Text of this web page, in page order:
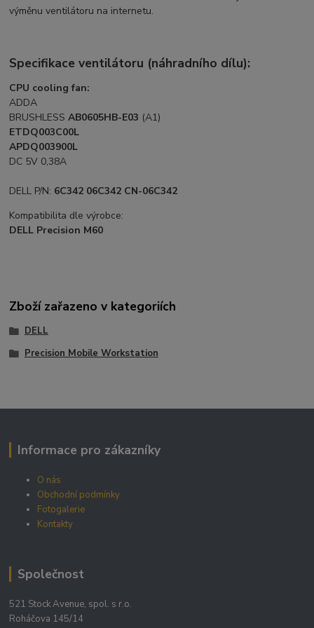
výměnu ventilátoru na internetu.
Specifikace ventilátoru (náhradního dílu):
CPU cooling fan:
ADDA
BRUSHLESSAB0605HB-E03 (A1)
ETDQ003C00L
APDQ003900L
DC 5V 0,38A
DELL P/N: 6C342 06C342 CN-06C342
Kompatibilita dle výrobce:
DELL Precision M60
Zboží zařazeno v kategoriích
DELL
Precision Mobile Workstation
Informace pro zákazníky
O nás
Obchodní podmínky
Fotogalerie
Kontakty
Společnost
521 Stock Avenue, spol. s r.o.
Roháčova 145/14